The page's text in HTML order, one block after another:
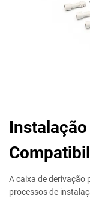
A caixa de derivação
processos de